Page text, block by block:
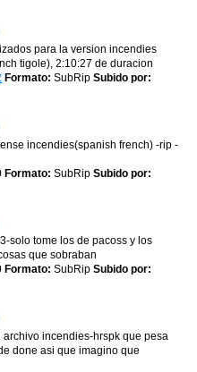
para la version incendies
tigole), 2:10:27 de duracion
Formato: SubRip Subido por:
incendies(spanish french) -rip -
Formato: SubRip Subido por:
solo tome los de pacoss y los
que sobraban
Formato: SubRip Subido por:
incendies-hrspk que pesa
done asi que imagino que